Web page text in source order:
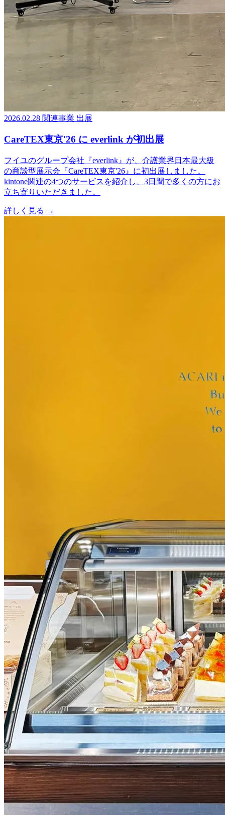
2026.02.28 関連事業 出展
CareTEX東京'26 に everlink が初出展
フイユのグループ会社『everlink』が、介護業界日本最大級
の商談型展示会『CareTEX東京'26』に初出展しました。
kintone関連の4つのサービスを紹介し、3日間で多くの方にお
立ち寄りいただきました。
詳しく見る →